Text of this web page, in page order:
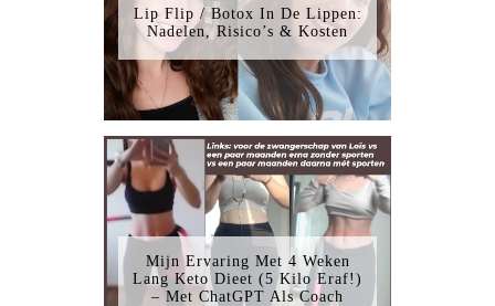
Lip Flip / Botox In De Lippen:
Nadelen, Risico’s & Kosten
Mijn Ervaring Met 4 Weken
Lang Keto Dieet (5 Kilo Eraf!)
– Met ChatGPT Als Coach